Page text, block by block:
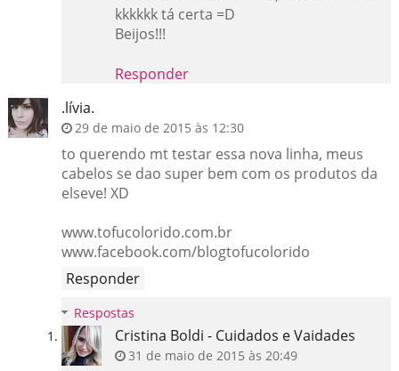
kkkkkk tá certa =D
Beijos!!!
Responder
.lívia.
29 de maio de 2015 às 12:30
to querendo mt testar essa nova linha, meus
cabelos se dao super bem com os produtos da
elseve! XD
www.tofucolorido.com.br
www.facebook.com/blogtofucolorido
Responder
Respostas
Cristina Boldi - Cuidados e Vaidades
31 de maio de 2015 às 20:49